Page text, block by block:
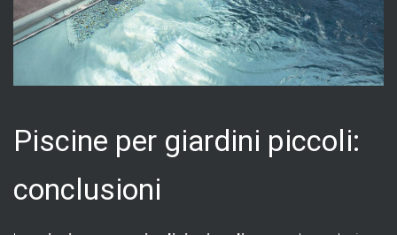
Piscine per giardini piccoli:
conclusioni